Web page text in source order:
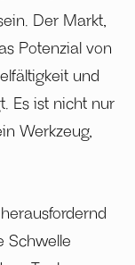
Der Markt,
Potenzial von
und
Es ist nicht nur
Werkzeug,
Schwelle